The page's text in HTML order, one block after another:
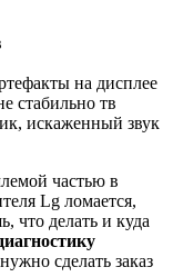
на дисплее
стабильно тв
искаженный звук
частью в
Lg ломается,
что делать и куда
сделать заказ